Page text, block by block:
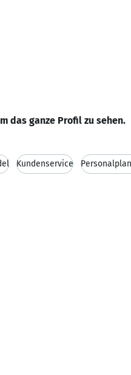
das ganze Profil zu sehen.
Kundenservice